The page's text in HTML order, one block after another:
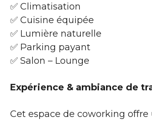
✅ Climatisation
✅ Cuisine équipée
✅ Lumière naturelle
✅ Parking payant
✅ Salon – Lounge
Expérience & ambiance de
Cet espace de coworking offre